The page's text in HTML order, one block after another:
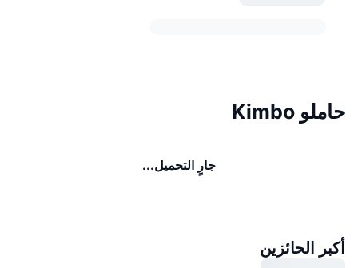
حاملو Kimbo
جارٍ التحميل...
أكبر الحائزين